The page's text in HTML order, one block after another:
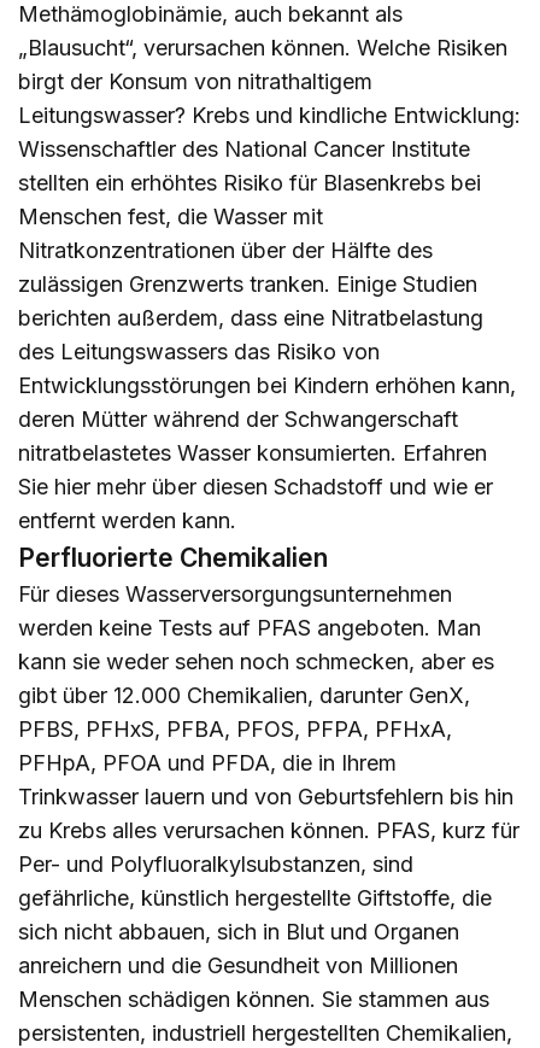
Methämoglobinämie, auch bekannt als
„Blausucht“, verursachen können. Welche Risiken
birgt der Konsum von nitrathaltigem
Leitungswasser? Krebs und kindliche Entwicklung:
Wissenschaftler des National Cancer Institute
stellten ein erhöhtes Risiko für Blasenkrebs bei
Menschen fest, die Wasser mit
Nitratkonzentrationen über der Hälfte des
zulässigen Grenzwerts tranken. Einige Studien
berichten außerdem, dass eine Nitratbelastung
des Leitungswassers das Risiko von
Entwicklungsstörungen bei Kindern erhöhen kann,
deren Mütter während der Schwangerschaft
nitratbelastetes Wasser konsumierten. Erfahren
Sie hier mehr über diesen Schadstoff und wie er
entfernt werden kann.
Perfluorierte Chemikalien
Für dieses Wasserversorgungsunternehmen
werden keine Tests auf PFAS angeboten. Man
kann sie weder sehen noch schmecken, aber es
gibt über 12.000 Chemikalien, darunter GenX,
PFBS, PFHxS, PFBA, PFOS, PFPA, PFHxA,
PFHpA, PFOA und PFDA, die in Ihrem
Trinkwasser lauern und von Geburtsfehlern bis hin
zu Krebs alles verursachen können. PFAS, kurz für
Per- und Polyfluoralkylsubstanzen, sind
gefährliche, künstlich hergestellte Giftstoffe, die
sich nicht abbauen, sich in Blut und Organen
anreichern und die Gesundheit von Millionen
Menschen schädigen können. Sie stammen aus
persistenten, industriell hergestellten Chemikalien,